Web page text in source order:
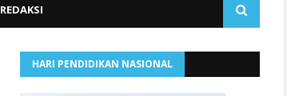
REDAKSI
HARI PENDIDIKAN NASIONAL